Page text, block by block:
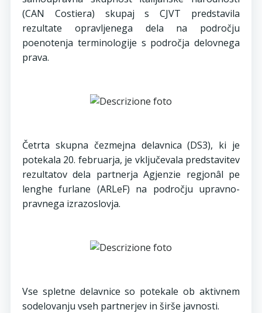
(CAN Costiera) skupaj s CJVT predstavila
rezultate opravljenega dela na področju
poenotenja terminologije s področja delovnega
prava.
Četrta skupna čezmejna delavnica (DS3), ki je
potekala 20. februarja, je vključevala predstavitev
rezultatov dela partnerja Agjenzie regjonâl pe
lenghe furlane (ARLeF) na področju upravno-
pravnega izrazoslovja.
Vse spletne delavnice so potekale ob aktivnem
sodelovanju vseh partnerjev in širše javnosti.